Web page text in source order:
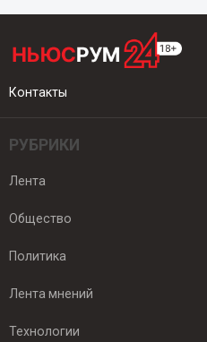
Контакты
РУБРИКИ
Лента
Общество
Политика
Лента мнений
Технологии